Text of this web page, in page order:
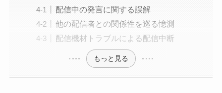
配信中の発言に関する誤解
他の配信者との関係性を巡る憶測
配信機材トラブルによる配信中断
もっと見る